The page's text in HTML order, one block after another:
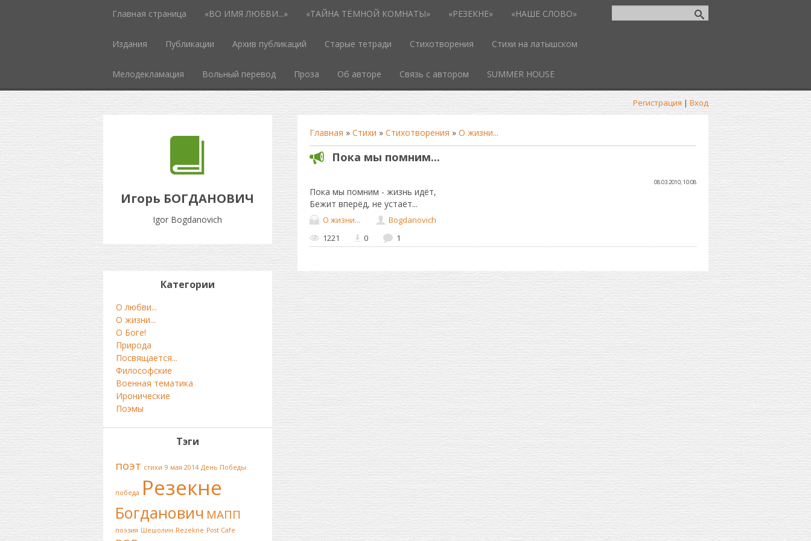
Главная страница «ВО ИМЯ ЛЮБВИ...» «ТАЙНА ТЁМНОЙ КОМНАТЫ» «РЕЗЕКНЕ» «НАШЕ СЛОВО»
Издания Публикации Архив публикаций Старые тетради Стихотворения Стихи на латышском
Мелодекламация Вольный перевод Проза Об авторе Связь с автором SUMMER HOUSE
Регистрация | Вход
Игорь БОГДАНОВИЧ
Igor Bogdanovich
Главная » Стихи » Стихотворения » О жизни...
Пока мы помним...
08.03.2010, 10:08
Пока мы помним - жизнь идёт,
Бежит вперёд, не устаёт...
О жизни...
Bogdanovich
1221
0 1
Категории
О любви...
О жизни...
О Боге!
Природа
Посвящается...
Философские
Военная тематика
Иронические
Поэмы
Тэги
поэт стихи 9 мая 2014 День Победы
победа Резекне
Богданович МАПП
поэзия Шешолин Rezekne Post Cafe